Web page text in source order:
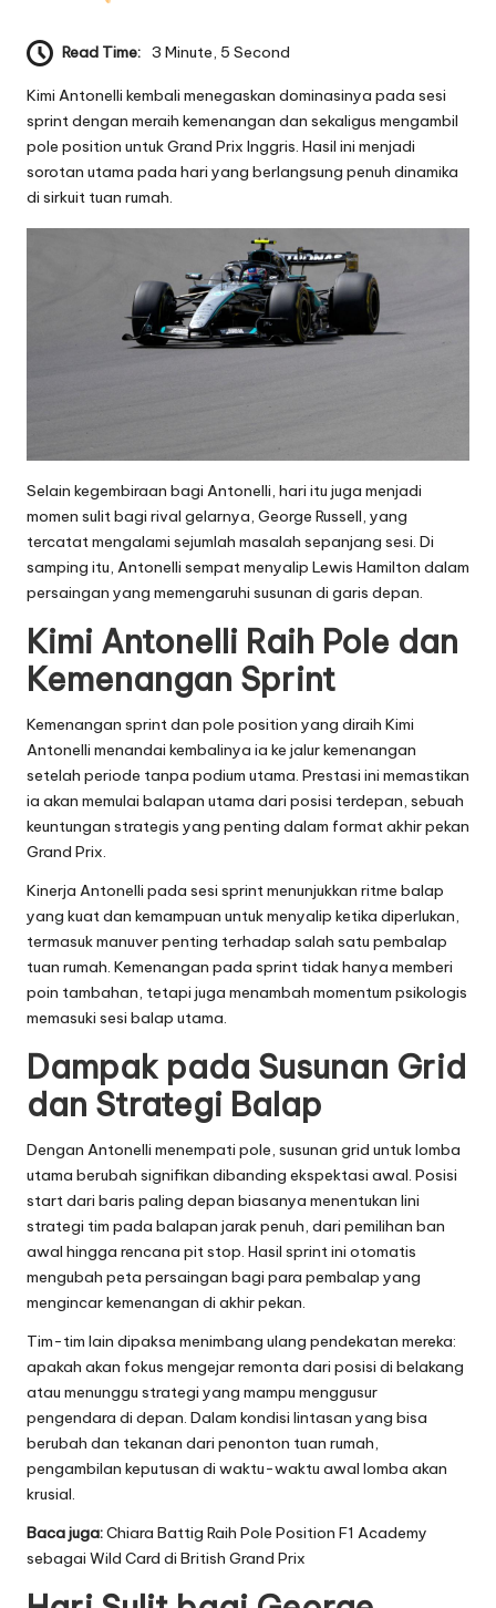
Read Time: 3 Minute, 5 Second
Kimi Antonelli kembali menegaskan dominasinya pada sesi
sprint dengan meraih kemenangan dan sekaligus mengambil
pole position untuk Grand Prix Inggris. Hasil ini menjadi
sorotan utama pada hari yang berlangsung penuh dinamika
di sirkuit tuan rumah.
Selain kegembiraan bagi Antonelli, hari itu juga menjadi
momen sulit bagi rival gelarnya, George Russell, yang
tercatat mengalami sejumlah masalah sepanjang sesi. Di
samping itu, Antonelli sempat menyalip Lewis Hamilton dalam
persaingan yang memengaruhi susunan di garis depan.
Kimi Antonelli Raih Pole dan
Kemenangan Sprint
Kemenangan sprint dan pole position yang diraih Kimi
Antonelli menandai kembalinya ia ke jalur kemenangan
setelah periode tanpa podium utama. Prestasi ini memastikan
ia akan memulai balapan utama dari posisi terdepan, sebuah
keuntungan strategis yang penting dalam format akhir pekan
Grand Prix.
Kinerja Antonelli pada sesi sprint menunjukkan ritme balap
yang kuat dan kemampuan untuk menyalip ketika diperlukan,
termasuk manuver penting terhadap salah satu pembalap
tuan rumah. Kemenangan pada sprint tidak hanya memberi
poin tambahan, tetapi juga menambah momentum psikologis
memasuki sesi balap utama.
Dampak pada Susunan Grid
dan Strategi Balap
Dengan Antonelli menempati pole, susunan grid untuk lomba
utama berubah signifikan dibanding ekspektasi awal. Posisi
start dari baris paling depan biasanya menentukan lini
strategi tim pada balapan jarak penuh, dari pemilihan ban
awal hingga rencana pit stop. Hasil sprint ini otomatis
mengubah peta persaingan bagi para pembalap yang
mengincar kemenangan di akhir pekan.
Tim-tim lain dipaksa menimbang ulang pendekatan mereka:
apakah akan fokus mengejar remonta dari posisi di belakang
atau menunggu strategi yang mampu menggusur
pengendara di depan. Dalam kondisi lintasan yang bisa
berubah dan tekanan dari penonton tuan rumah,
pengambilan keputusan di waktu-waktu awal lomba akan
krusial.
Baca juga:Chiara Battig Raih Pole Position F1 Academy
sebagai Wild Card di British Grand Prix